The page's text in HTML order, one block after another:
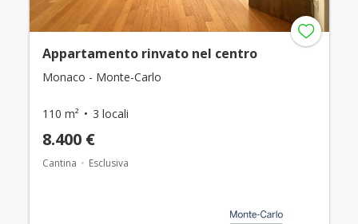
Appartamento rinvato nel centro
Monaco - Monte-Carlo
110 m² 3 locali
8.400 €
Cantina Esclusiva